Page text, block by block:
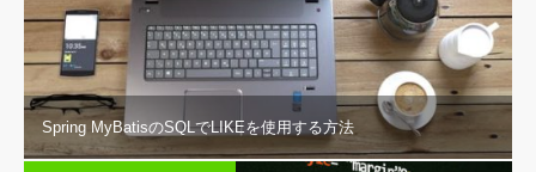
Spring MyBatisのSQLでLIKEを使用する方法